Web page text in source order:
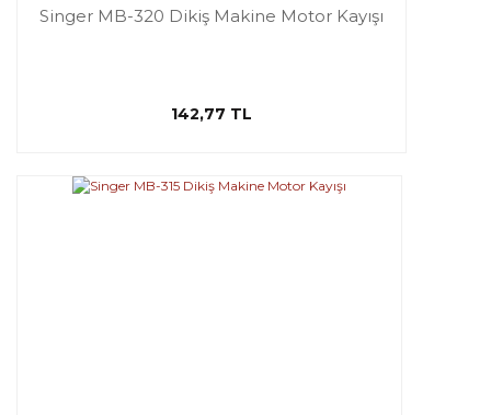
Singer MB-320 Dikiş Makine Motor Kayışı
142,77 TL